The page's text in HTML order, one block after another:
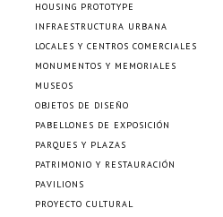
HOUSING PROTOTYPE
INFRAESTRUCTURA URBANA
LOCALES Y CENTROS COMERCIALES
MONUMENTOS Y MEMORIALES
MUSEOS
OBJETOS DE DISEÑO
PABELLONES DE EXPOSICIÓN
PARQUES Y PLAZAS
PATRIMONIO Y RESTAURACIÓN
PAVILIONS
PROYECTO CULTURAL